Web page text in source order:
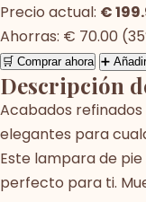
Precio actual: €
Ahorras: € 70.00
🛒 Comprar ahora ➕
Descripción
Acabados
elegantes para
Este lampara de
perfecto para ti.